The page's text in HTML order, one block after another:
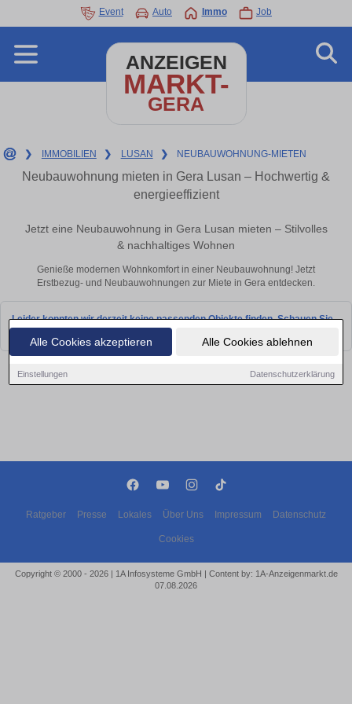
Alle Cookies akzeptieren Alle Cookies ablehnen
Einstellungen Datenschutzerklärung
Event Auto Immo Job
ANZEIGEN
MARKT-
GERA
❯ IMMOBILIEN ❯ LUSAN ❯ NEUBAUWOHNUNG-MIETEN
Neubauwohnung mieten in Gera Lusan – Hochwertig &
energieeffizient
Jetzt eine Neubauwohnung in Gera Lusan mieten – Stilvolles
& nachhaltiges Wohnen
Genieße modernen Wohnkomfort in einer Neubauwohnung! Jetzt
Erstbezug- und Neubauwohnungen zur Miete in Gera entdecken.
Leider konnten wir derzeit keine passenden Objekte finden. Schauen Sie
Ratgeber Presse Lokales Über Uns Impressum Datenschutz
Cookies
Copyright © 2000 - 2026 | 1A Infosysteme GmbH | Content by: 1A-Anzeigenmarkt.de
07.08.2026